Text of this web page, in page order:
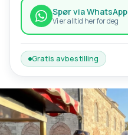
Spør via WhatsApp
Vi er alltid her for deg
Gratis avbestilling